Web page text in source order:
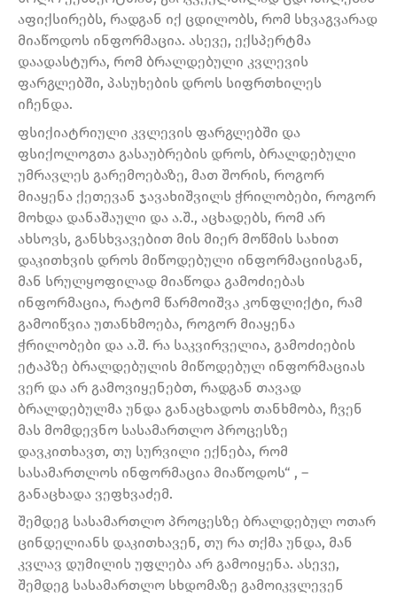
აფიქსირებს, რადგან იქ ცდილობს, რომ სხვაგვარად
მიაწოდოს ინფორმაცია. ასევე, ექსპერტმა
დაადასტურა, რომ ბრალდებული კვლევის
ფარგლებში, პასუხების დროს სიფრთხილეს
იჩენდა.
ფსიქიატრიული კვლევის ფარგლებში და
ფსიქოლოგთა გასაუბრების დროს, ბრალდებული
უმრავლეს გარემოებაზე, მათ შორის, როგორ
მიაყენა ქეთევან ჯავახიშვილს ჭრილობები, როგორ
მოხდა დანაშაული და ა.შ., აცხადებს, რომ არ
ახსოვს, განსხვავებით მის მიერ მოწმის სახით
დაკითხვის დროს მიწოდებული ინფორმაციისგან,
მან სრულყოფილად მიაწოდა გამოძიებას
ინფორმაცია, რატომ წარმოიშვა კონფლიქტი, რამ
გამოიწვია უთანხმოება, როგორ მიაყენა
ჭრილობები და ა.შ. რა საკვირველია, გამოძიების
ეტაპზე ბრალდებულის მიწოდებულ ინფორმაციას
ვერ და არ გამოვიყენებთ, რადგან თავად
ბრალდებულმა უნდა განაცხადოს თანხმობა, ჩვენ
მას მომდევნო სასამართლო პროცესზე
დავკითხავთ, თუ სურვილი ექნება, რომ
სასამართლოს ინფორმაცია მიაწოდოს“ , –
განაცხადა ვეფხვაძემ.
შემდეგ სასამართლო პროცესზე ბრალდებულ ოთარ
ცინდელიანს დაკითხავენ, თუ რა თქმა უნდა, მან
კვლავ დუმილის უფლება არ გამოიყენა. ასევე,
შემდეგ სასამართლო სხდომაზე გამოიკვლევენ